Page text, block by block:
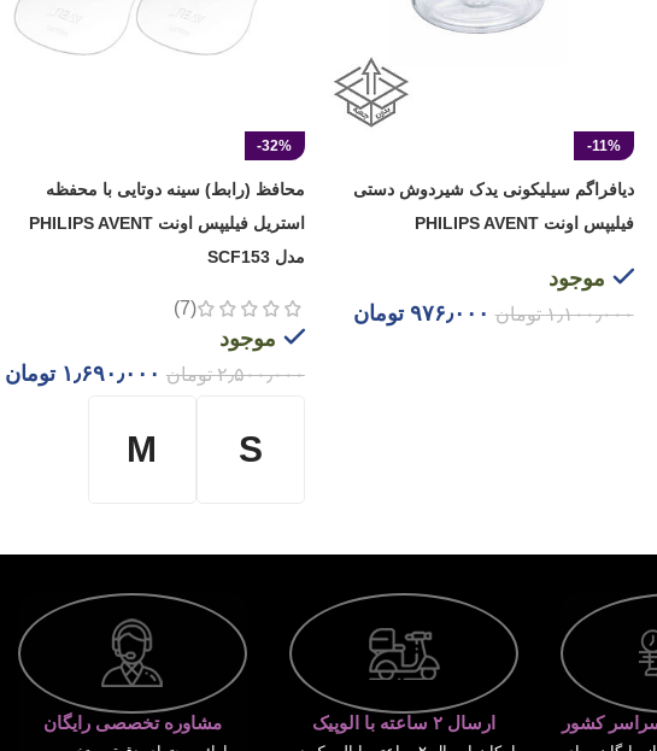
-11%
دیافراگم سیلیکونی یدک شیردوش دستی
فیلیپس اونت PHILIPS AVENT
موجود
۱٫۱۰۰٫۰۰۰ تومان ۹۷۶٫۰۰۰ تومان
-32%
محافظ (رابط) سینه دوتایی با محفظه
استریل فیلیپس اونت PHILIPS AVENT
مدل SCF153
(7)
موجود
۲٫۵۰۰٫۰۰۰ تومان ۱٫۶۹۰٫۰۰۰ تومان
S
M
کشور ارسال ۲ ساعته با الوپیک مشاوره تخصصی رایگان